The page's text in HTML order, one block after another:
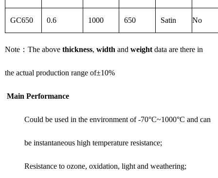
GC650 0.6 1000 650 Satin No
Note ： The above thickness, width and weight data are there in
the actual production range of±10%
Main Performance
Could be used in the environment of -70°C~1000°C and can
be instantaneous high temperature resistance;
Resistance to ozone, oxidation, light and weathering;